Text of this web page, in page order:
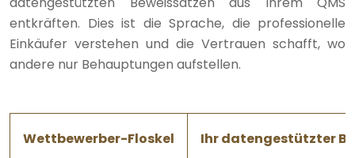
entkräften. Dies ist die Sprache, die professionelle
Einkäufer verstehen und die Vertrauen schafft, wo
andere nur Behauptungen aufstellen.
Wettbewerber-Floskel Ihr datengestützter